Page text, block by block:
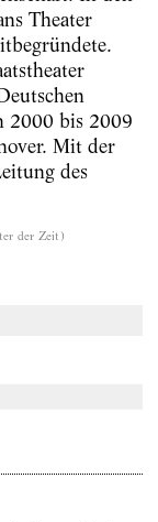
Theater
2000 bis 2009
Mit der
des
der Zeit )